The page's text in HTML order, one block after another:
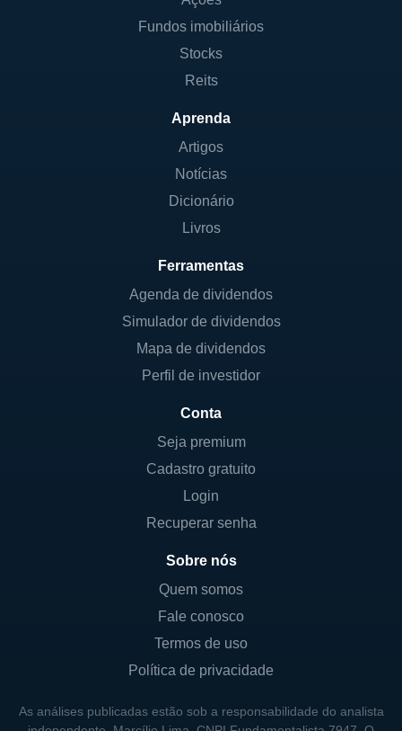
Fundos imobiliários
Stocks
Reits
Aprenda
Artigos
Notícias
Dicionário
Livros
Ferramentas
Agenda de dividendos
Simulador de dividendos
Mapa de dividendos
Perfil de investidor
Conta
Seja premium
Cadastro gratuito
Login
Recuperar senha
Sobre nós
Quem somos
Fale conosco
Termos de uso
Política de privacidade
As análises publicadas estão sob a responsabilidade do analista